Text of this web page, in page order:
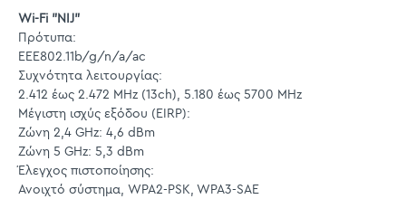
Wi-Fi "NIJ"
Πρότυπα:
EEE802.11b/g/n/a/ac
Συχνότητα λειτουργίας:
2.412 έως 2.472 MHz (13ch), 5.180 έως 5700 MHz
Μέγιστη ισχύς εξόδου (EIRP):
Ζώνη 2,4 GHz: 4,6 dBm
Ζώνη 5 GHz: 5,3 dBm
Έλεγχος πιστοποίησης:
Ανοιχτό σύστημα, WPA2-PSK, WPA3-SAE